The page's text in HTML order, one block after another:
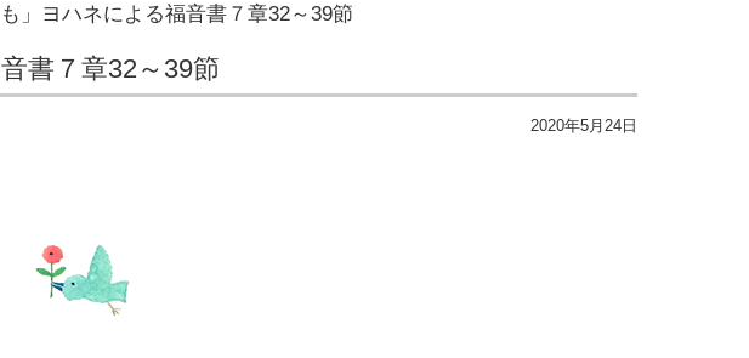
」ヨハネによる福音書７章32～39節
書７章32～39節
2020年5月24日